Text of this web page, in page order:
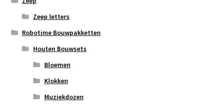
Zeep letters
Robotime Bouwpakketten
Houten Bouwsets
Bloemen
Klokken
Muziekdozen